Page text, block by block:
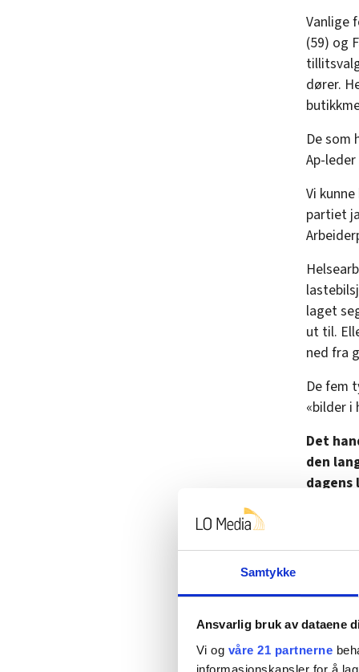
Samtykke
Ansvarlig bruk av dataene
Vi og våre 21 partnerne
informasjonskapsler for å
Vanlige
(59) og
dører.
De som
Ap-
Vi
partiet
laget
ut til.
ned fra
De fem
«bilder i
Det
den
dagens
For å få
Vi